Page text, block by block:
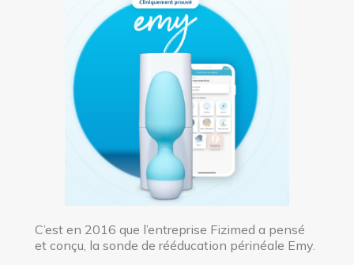
C’est en 2016 que l’entreprise Fizimed a pensé
et conçu, la sonde de rééducation périnéale Emy.